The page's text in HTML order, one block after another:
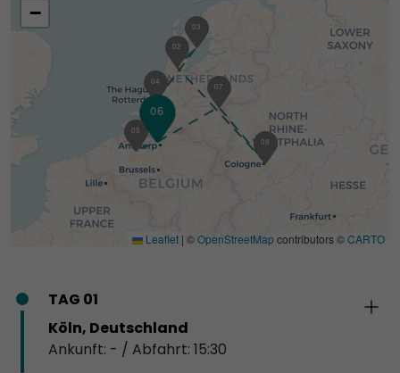
01
02
03
04
05
06
07
08
−
Leaflet | ©OpenStreetMap contributors ©CARTO
TAG 01
Köln, Deutschland
Ankunft: - / Abfahrt: 15:30